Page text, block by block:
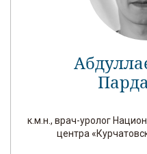
к.м.н., врач-уролог
центра